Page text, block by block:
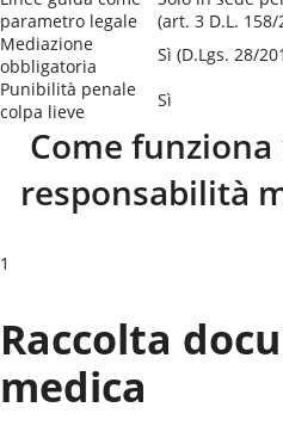
parametro legale
(art. 3 D.L. 158/
Mediazione
obbligatoria
Sì (D.Lgs. 28/
Punibilità penale
colpa lieve
Sì
Come
responsabilità
1
Raccolta
medica